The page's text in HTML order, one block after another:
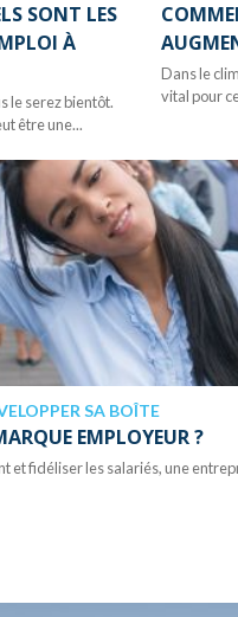
SONT LES
À
le serez bientôt.
être une...
Dans le
vital pour
SA BOÎTE
EMPLOYEUR ?
et fidéliser les salariés, une